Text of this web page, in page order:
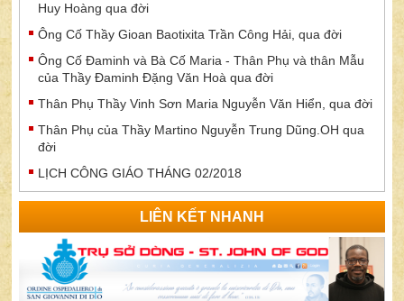
Huy Hoàng qua đời
Ông Cố Thầy Gioan Baotixita Trần Công Hải, qua đời
Ông Cố Đaminh và Bà Cố Maria - Thân Phụ và thân Mẫu
của Thầy Đaminh Đặng Văn Hoà qua đời
Thân Phụ Thầy Vinh Sơn Maria Nguyễn Văn Hiển, qua đời
Thân Phụ của Thầy Martino Nguyễn Trung Dũng.OH qua
đời
LỊCH CÔNG GIÁO THÁNG 02/2018
LIÊN KẾT NHANH